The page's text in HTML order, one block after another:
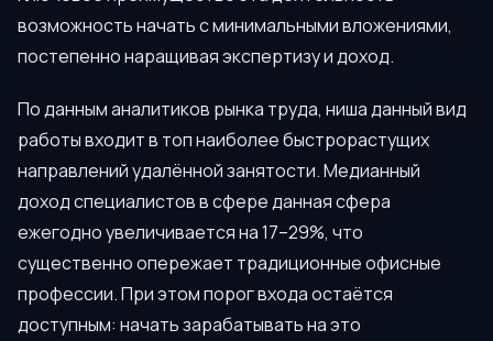
возможность начать с минимальными вложениями,
постепенно наращивая экспертизу и доход.
По данным аналитиков рынка труда, ниша данный вид
работы входит в топ наиболее быстрорастущих
направлений удалённой занятости. Медианный
доход специалистов в сфере данная сфера
ежегодно увеличивается на 17–29%, что
существенно опережает традиционные офисные
профессии. При этом порог входа остаётся
доступным: начать зарабатывать на это